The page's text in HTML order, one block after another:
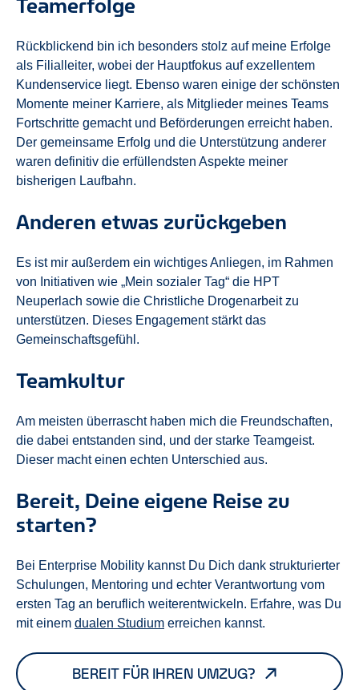
Teamerfolge
Rückblickend bin ich besonders stolz auf meine Erfolge
als Filialleiter, wobei der Hauptfokus auf exzellentem
Kundenservice liegt. Ebenso waren einige der schönsten
Momente meiner Karriere, als Mitglieder meines Teams
Fortschritte gemacht und Beförderungen erreicht haben.
Der gemeinsame Erfolg und die Unterstützung anderer
waren definitiv die erfüllendsten Aspekte meiner
bisherigen Laufbahn.
Anderen etwas zurückgeben
Es ist mir außerdem ein wichtiges Anliegen, im Rahmen
von Initiativen wie „Mein sozialer Tag“ die HPT
Neuperlach sowie die Christliche Drogenarbeit zu
unterstützen. Dieses Engagement stärkt das
Gemeinschaftsgefühl.
Teamkultur
Am meisten überrascht haben mich die Freundschaften,
die dabei entstanden sind, und der starke Teamgeist.
Dieser macht einen echten Unterschied aus.
Bereit, Deine eigene Reise zu
starten?
Bei Enterprise Mobility kannst Du Dich dank strukturierter
Schulungen, Mentoring und echter Verantwortung vom
ersten Tag an beruflich weiterentwickeln. Erfahre, was Du
mit einem dualen Studium erreichen kannst.
BEREIT FÜR IHREN UMZUG?